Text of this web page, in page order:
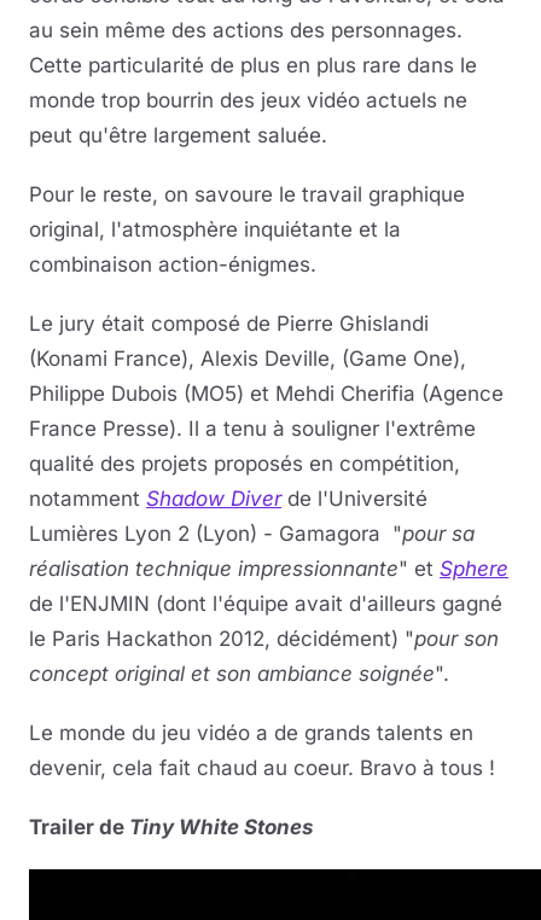
au sein même des actions des personnages.
Cette particularité de plus en plus rare dans le
monde trop bourrin des jeux vidéo actuels ne
peut qu'être largement saluée.
Pour le reste, on savoure le travail graphique
original, l'atmosphère inquiétante et la
combinaison action-énigmes.
Le jury était composé de Pierre Ghislandi
(Konami France), Alexis Deville, (Game One),
Philippe Dubois (MO5) et Mehdi Cherifia (Agence
France Presse). Il a tenu à souligner l'extrême
qualité des projets proposés en compétition,
notamment Shadow Diverde l'Université
Lumières Lyon 2 (Lyon) - Gamagora "pour sa
réalisation technique impressionnante" et Sphere
de l'ENJMIN (dont l'équipe avait d'ailleurs gagné
le Paris Hackathon 2012, décidément) "pour son
concept original et son ambiance soignée".
Le monde du jeu vidéo a de grands talents en
devenir, cela fait chaud au coeur. Bravo à tous !
Trailer de Tiny White Stones